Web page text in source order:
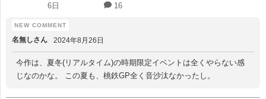
6日
16
名無しさん 2024年8月26日
今作は、夏冬(リアルタイム)の時期限定イベントは全くやらない感
じなのかな。 この夏も、桃鉄GP全く音沙汰なかったし。